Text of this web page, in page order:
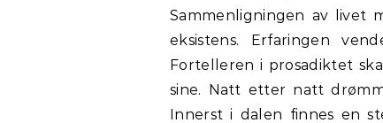
Sammenligningen av livet
eksistens. Erfaringen
Fortelleren i prosadiktet
sine. Natt etter natt
Innerst i dalen finnes en